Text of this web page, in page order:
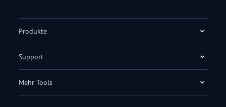
Produkte
Support
Mehr Tools